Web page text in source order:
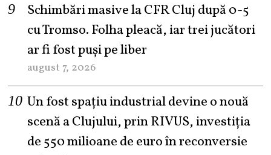
Schimbări masive la CFR Cluj după 0-5
cu Tromso. Folha pleacă, iar trei jucători
ar fi fost puși pe liber
august 7, 2026
Un fost spațiu industrial devine o nouă
scenă a Clujului, prin RIVUS, investiția
de 550 milioane de euro în reconversie